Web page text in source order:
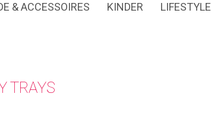
& ACCESSOIRES KINDER LIFESTYLE
TRAYS